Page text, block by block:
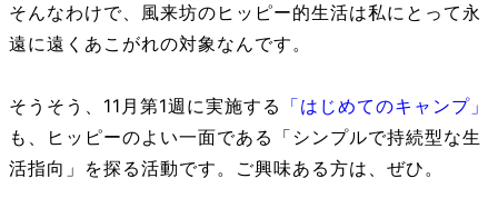
そんなわけで、風来坊のヒッピー的生活は私にとって永
遠に遠くあこがれの対象なんです。
そうそう、11月第1週に実施する 「はじめてのキャンプ」
も、ヒッピーのよい一面である「シンプルで持続型な生
活指向」を探る活動です。ご興味ある方は、ぜひ。